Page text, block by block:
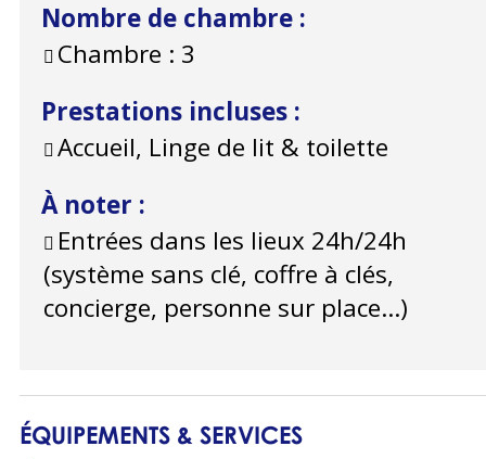
Nombre de chambre :
Chambre : 3
Prestations incluses :
Accueil, Linge de lit & toilette
À noter :
Entrées dans les lieux 24h/24h
(système sans clé, coffre à clés,
concierge, personne sur place...)
ÉQUIPEMENTS & SERVICES